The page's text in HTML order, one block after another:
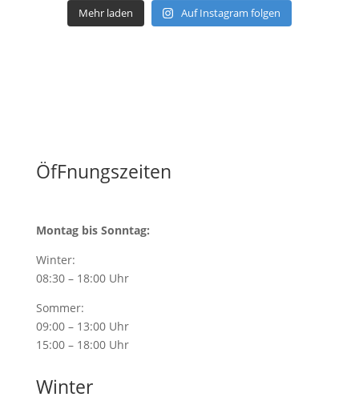
Mehr laden Auf Instagram folgen
ÖfFnungszeiten
Montag bis Sonntag:
Winter:
08:30 – 18:00 Uhr
Sommer:
09:00 – 13:00 Uhr
15:00 – 18:00 Uhr
Winter